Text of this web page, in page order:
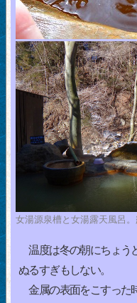
女湯源泉槽と女湯露天風呂
温度は冬の朝にちょう
ぬるすぎもしない。
金属の表面をこすった